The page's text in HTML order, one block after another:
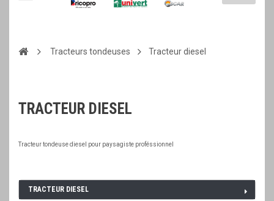
Tracteurs tondeuses Tracteur diesel
TRACTEUR DIESEL
TRACTEUR DIESEL
Tracteur tondeuse diesel pour paysagiste proféssionnel